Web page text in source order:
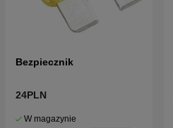
Bezpiecznik
24PLN
W magazynie